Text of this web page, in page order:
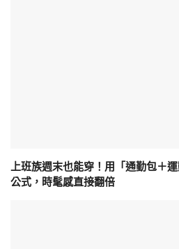
上班族週末也能穿！用「通勤包＋
公式，時髦感直接翻倍